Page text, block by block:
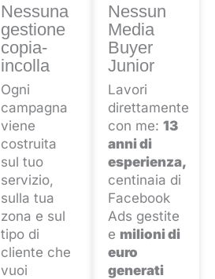
Nessuna
gestione
copia-
incolla
Ogni
campagna
viene
costruita
sul tuo
servizio,
sulla tua
zona e sul
tipo di
cliente che
vuoi
Nessun
Media
Buyer
Junior
Lavori
direttamente
con me: 13
anni di
esperienza,
centinaia di
Facebook
Ads gestite
e milioni di
euro
generati